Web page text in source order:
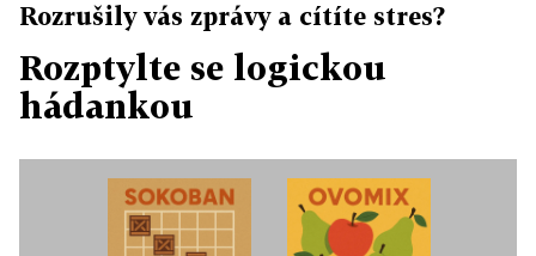
Rozrušily vás zprávy a cítíte stres?
Rozptylte se logickou
hádankou